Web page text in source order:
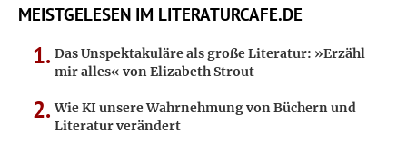
MEISTGELESEN IM LITERATURCAFE.DE
Das Unspektakuläre als große Literatur: »Erzähl
mir alles« von Elizabeth Strout
Wie KI unsere Wahrnehmung von Büchern und
Literatur verändert